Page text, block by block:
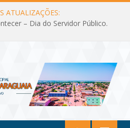
ATUALIZAÇÕES:
– Dia do Servidor Público.